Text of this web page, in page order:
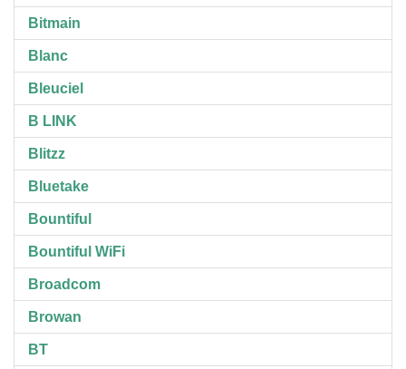
Bitmain
Blanc
Bleuciel
B LINK
Blitzz
Bluetake
Bountiful
Bountiful WiFi
Broadcom
Browan
BT